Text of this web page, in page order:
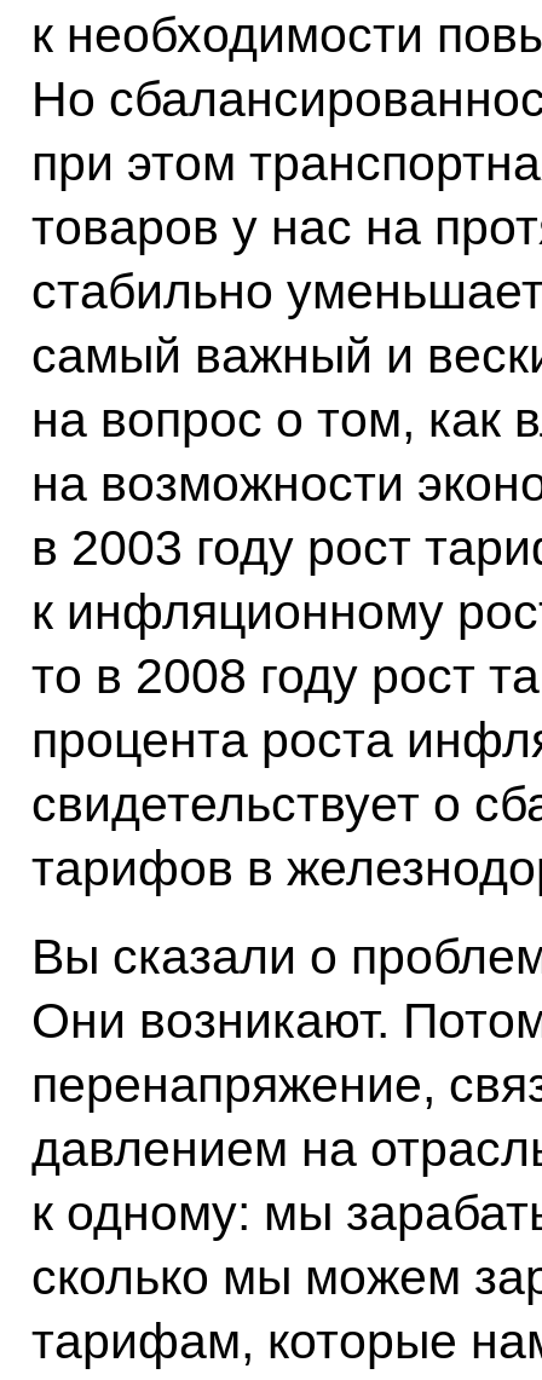
к необходимости
Но
при этом
товаров у нас на
стабильно
самый важный и
на вопрос о том, как
на возможности
в 2003 году рост
к инфляционному
то в 2008 году рост
процента роста
свидетельствует о
тарифов в
Вы сказали о
Они возникают.
перенапряжение,
давлением на
к одному: мы
сколько мы можем
тарифам, которые